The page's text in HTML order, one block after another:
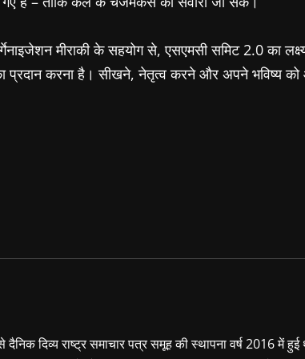
मीराकी के सहयोग से, एसएमसी समिट 2.0 का
प्रदान करना है। सीखने, नेतृत्व करने और अपने भविष्य
दैनिक दिव्य राष्ट्र समाचार पत्र समूह की स्थापना वर्ष 2016 में